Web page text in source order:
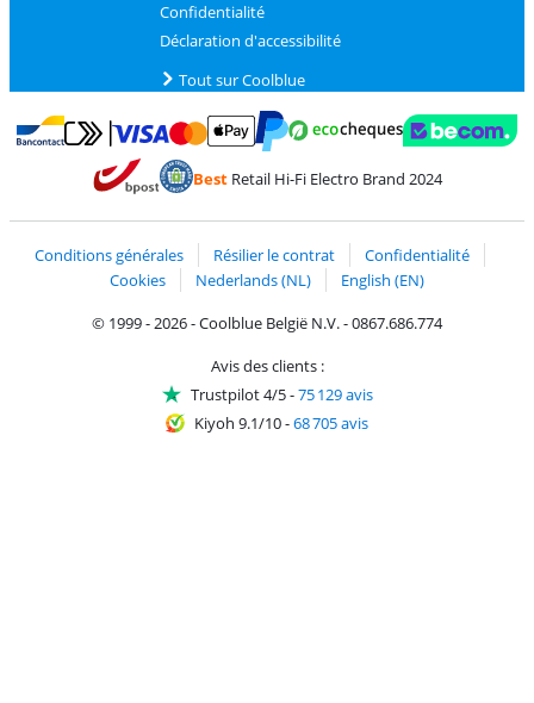
Confidentialité
Déclaration d'accessibilité
Tout sur Coolblue
Payer avec Bancontact
Payer avec MasterCard et Visa via ClickToPay
Payer avec PayPal
BestRetail Hi-Fi Electro Brand 2024
Conditions générales Résilier le contrat
Confidentialité
Cookies
Nederlands (NL)
English (EN)
© 1999 - 2026 - Coolblue België N.V. - 0867.686.774
Avis des clients :
Trustpilot 4/5-75 129 avis
Kiyoh 9.1/10-68 705 avis